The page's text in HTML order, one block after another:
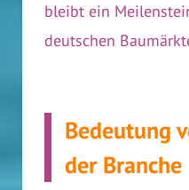
bleibt ein
deutschen
Bedeutung
der Branche